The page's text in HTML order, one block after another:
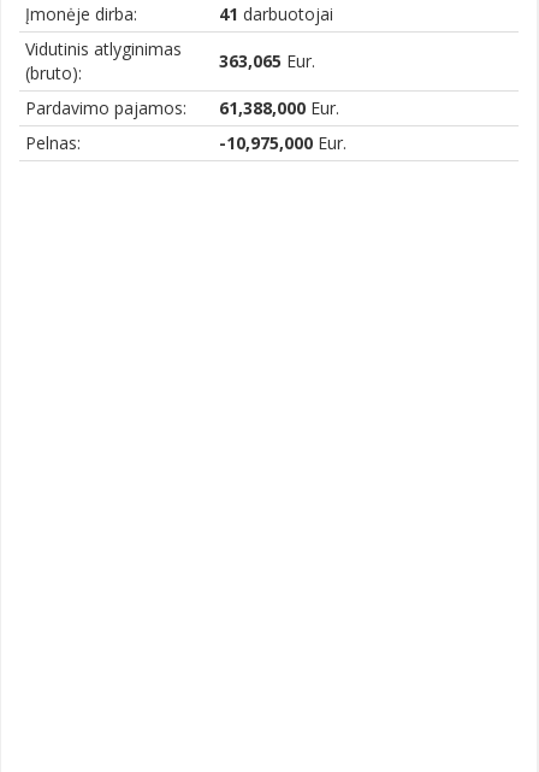
Įmonėje dirba:
41 darbuotojai
Vidutinis atlyginimas
(bruto):
363,065 Eur.
Pardavimo pajamos: 61,388,000 Eur.
Pelnas:
-10,975,000 Eur.